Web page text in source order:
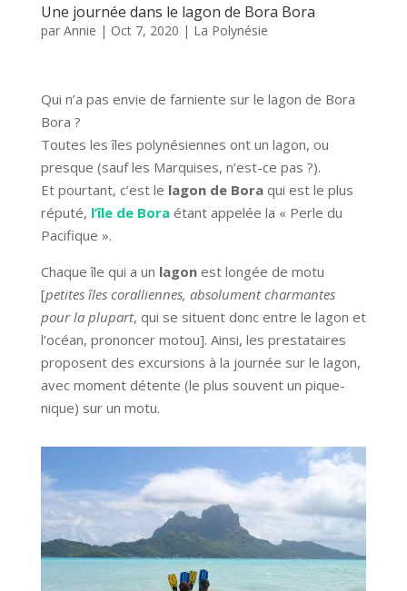
Une journée dans le lagon de Bora Bora
par Annie | Oct 7, 2020 | La Polynésie
Qui n’a pas envie de farniente sur le lagon de Bora
Bora ?
Toutes les îles polynésiennes ont un lagon, ou
presque (sauf les Marquises, n’est-ce pas ?).
Et pourtant, c’est le lagon de Boraqui est le plus
réputé, l’île de Boraétant appelée la « Perle du
Pacifique ».
Chaque île qui a un lagonest longée de motu
[petites îles coralliennes, absolument charmantes
pour la plupart, qui se situent donc entre le lagon et
l’océan, prononcer motou]. Ainsi, les prestataires
proposent des excursions à la journée sur le lagon,
avec moment détente (le plus souvent un pique-
nique) sur un motu.